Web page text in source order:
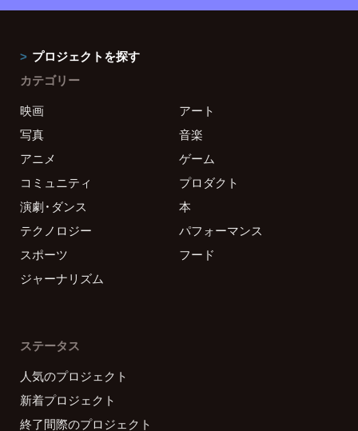
プロジェクトを探す
カテゴリー
映画
アート
写真
音楽
アニメ
ゲーム
コミュニティ
プロダクト
演劇・ダンス
本
テクノロジー
パフォーマンス
スポーツ
フード
ジャーナリズム
ステータス
人気のプロジェクト
新着プロジェクト
終了間際のプロジェクト